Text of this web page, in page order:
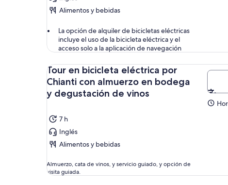
Alimentos y bebidas
La opción de alquiler de bicicletas eléctricas
incluye el uso de la bicicleta eléctrica y el
acceso solo a la aplicación de navegación
Tour en bicicleta eléctrica por
Chianti con almuerzo en bodega
y degustación de vinos
7 h
Inglés
Alimentos y bebidas
Almuerzo, cata de vinos, y servicio guiado, y opción de
visita guiada.